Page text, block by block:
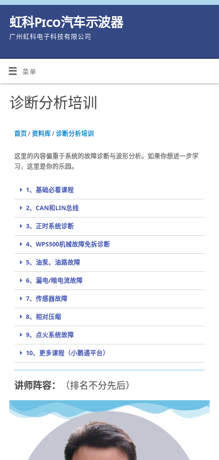
虹科Pico汽车示波器
广州虹科电子科技有限公司
菜单
诊断分析培训
首页/资料库/诊断分析培训
这里的内容偏重于系统的故障诊断与波形分析。如果你想进一步学
习，这里是你的乐园。
1、基础必看课程
2、CAN和LIN总线
3、正时系统诊断
4、WPS500机械故障免拆诊断
5、油泵、油路故障
6、漏电/暗电流故障
7、传感器故障
8、相对压缩
9、点火系统故障
10、更多课程（小鹅通平台）
讲师阵容： （排名不分先后）